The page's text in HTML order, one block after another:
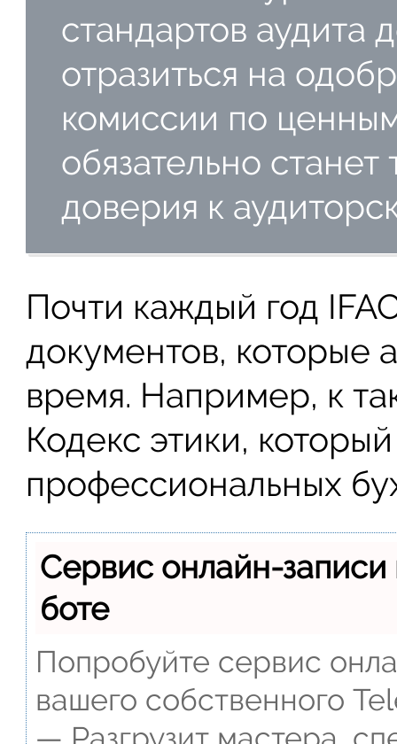
стандартов аудита
отразиться на
комиссии по
обязательно
доверия к
Почти каждый год
документов, которые
время. Например, к
Кодекс этики,
профессиональных
Сервис онлайн-
боте
Попробуйте сервис
вашего собственного